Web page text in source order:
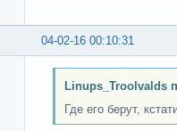
04-02-16 00:10:31
Linups_Troolvalds
Где его берут,